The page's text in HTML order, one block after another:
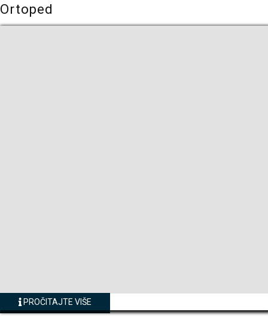
Ortoped
PROČITAJTE VIŠE